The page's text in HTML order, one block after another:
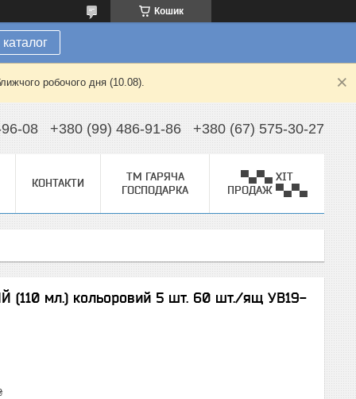
Кошик
робочого дня (10.08).
08 +380 (99) 486-91-86 +380 (67) 575-30-27
КОНТАКТИ
ТМ ГАРЯЧА
ГОСПОДАРКА
▀▄▀▄ ХІТ
ПРОДАЖ ▀▄▀▄
(110 мл.) кольоровий 5 шт. 60 шт./ящ УВ19-